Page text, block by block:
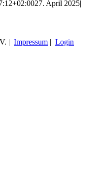
27. April 2025|
| Impressum | Login